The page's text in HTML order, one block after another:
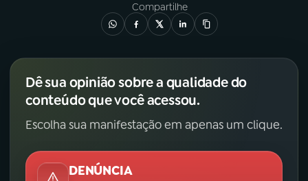
Compartilhe
Dê sua opinião sobre a qualidade do
conteúdo que você acessou.
Escolha sua manifestação em apenas um clique.
DENÚNCIA